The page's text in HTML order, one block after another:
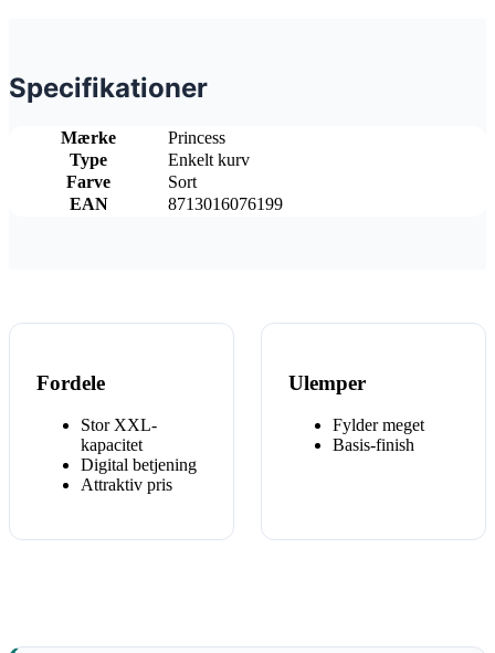
Specifikationer
Mærke
Princess
Type
Enkelt kurv
Farve
Sort
EAN
8713016076199
Fordele
Stor XXL-
kapacitet
Digital betjening
Attraktiv pris
Ulemper
Fylder meget
Basis-finish